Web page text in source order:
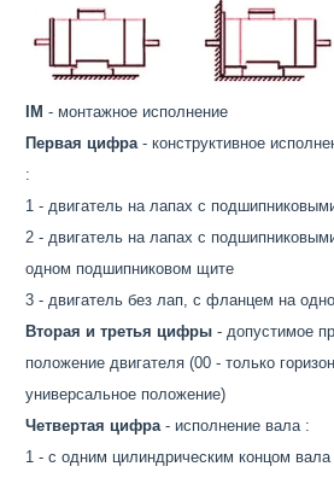
IM - монтажное исполнение
Первая цифра- конструктивное
:
1 - двигатель на лапах с
2 - двигатель на лапах с
одном подшипниковом щите
3 - двигатель без лап, с фланцем на
Вторая и третья цифры- допустимое
положение двигателя (00 - только
универсальное положение)
Четвертая цифра- исполнение вала :
1 - с одним цилиндрическим концом вала